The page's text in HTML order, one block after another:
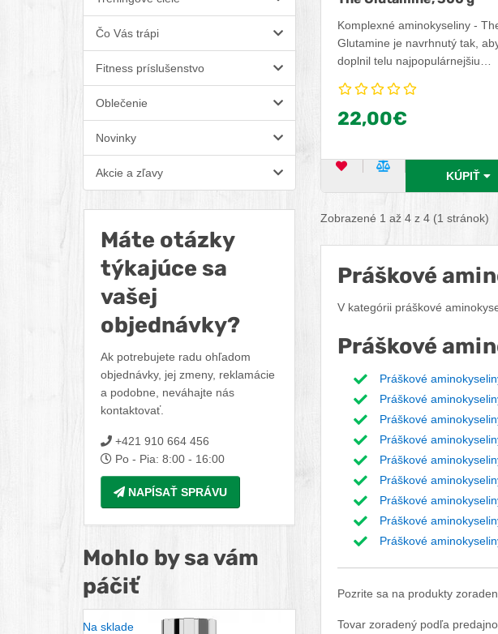
Čo Vás trápi
Fitness príslušenstvo
Oblečenie
Novinky
Akcie a zľavy
Máte otázky
týkajúce sa
vašej
objednávky?
Ak potrebujete radu ohľadom
objednávky, jej zmeny, reklamácie
a podobne, neváhajte nás
kontaktovať.
+421 910 664 456
Po - Pia: 8:00 - 16:00
NAPÍSAŤ SPRÁVU
Mohlo by sa vám
páčiť
Na sklade
Komplexné aminokyseliny -
Glutamine je navrhnutý tak,
doplnil telu najpopulárnejšiu
zlepšenie regenerácie.
Kombinácia beta-glukánu
Perfektný doplnok po tréningu,
22,00€
OBĽÚBENÝ PRODUKT
POROVNAŤKÚPIŤ
Zobrazené 1 až 4 z 4 (1 stránok)
Práškové
V kategórii práškové
Práškové
Práškové
Práškové
Práškové
Práškové
Práškové
Práškové
Práškové
Práškové
Práškové
Pozrite sa na produkty
Tovar zoradený podľa